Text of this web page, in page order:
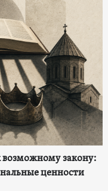
возможному закону:
ценности